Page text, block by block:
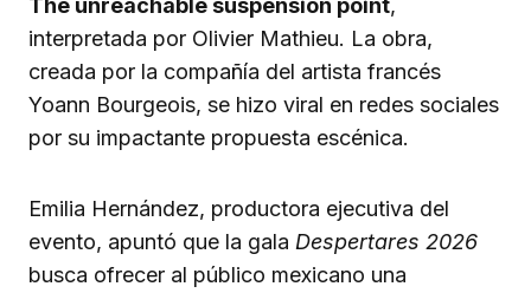
interpretada por Olivier Mathieu. La obra,
creada por la compañía del artista francés
Yoann Bourgeois, se hizo viral en redes sociales
por su impactante propuesta escénica.
Emilia Hernández, productora ejecutiva del
evento, apuntó que la gala Despertares 2026
busca ofrecer al público mexicano una